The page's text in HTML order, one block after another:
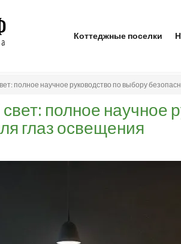
Коттеджные поселки
полное научное руководство по выбору
полное научное
глаз освещения